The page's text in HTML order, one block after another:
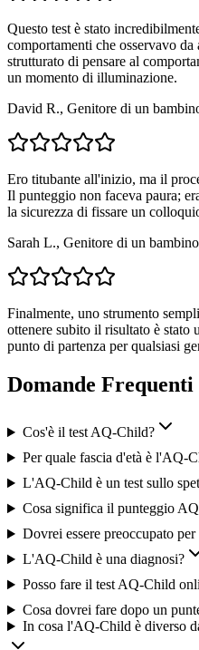
Questo test è stato
comportamenti che osservavo
strutturato di pensare al
un momento di illuminazione.
David R., Genitore di un
Ero titubante all'inizio, ma il
Il punteggio non faceva paura;
la sicurezza di fissare un
Sarah L., Genitore di un
Finalmente, uno strumento
ottenere subito il risultato è
punto di partenza per qualsiasi
Domande Frequenti
Cos'è il test AQ-Child?
Per quale fascia d'età è l'AQ-
L'AQ-Child è un test sullo
Cosa significa il punteggio
Dovrei essere preoccupato
L'AQ-Child è una diagnosi?
Posso fare il test AQ-Child
Cosa dovrei fare dopo un
In cosa l'AQ-Child è diverso